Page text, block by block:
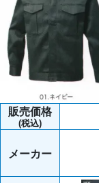
販売価格
(税込)
メーカー